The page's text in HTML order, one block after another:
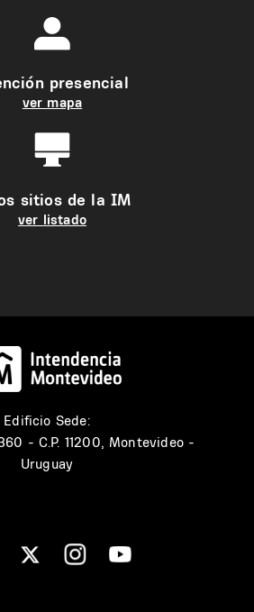
presencial
ver mapa
sitios de la IM
ver listado
Edificio Sede:
- C.P. 11200, Montevideo -
Uruguay